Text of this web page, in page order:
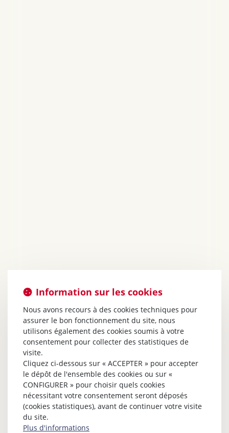
Information sur les cookies
Nous avons recours à des cookies techniques pour
assurer le bon fonctionnement du site, nous
utilisons également des cookies soumis à votre
consentement pour collecter des statistiques de
visite.
Cliquez ci-dessous sur « ACCEPTER » pour accepter
le dépôt de l'ensemble des cookies ou sur «
CONFIGURER » pour choisir quels cookies
nécessitant votre consentement seront déposés
(cookies statistiques), avant de continuer votre visite
du site.
Plus d'informations